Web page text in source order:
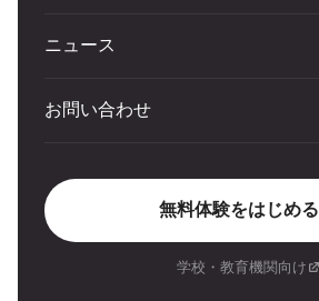
ニュース
お問い合わせ
無料体験をはじめる
学校・教育機関向け